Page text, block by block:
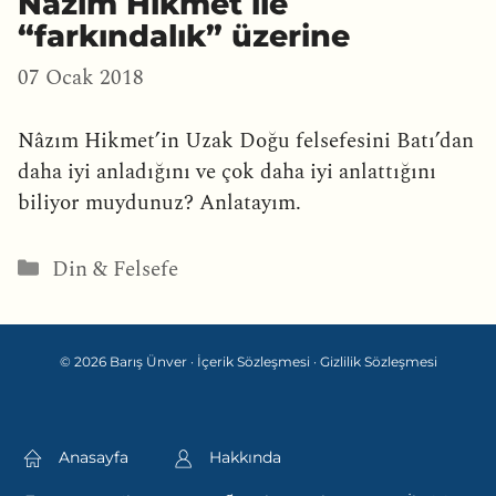
“farkındalık” üzerine
07 Ocak 2018
Nâzım Hikmet’in Uzak Doğu felsefesini Batı’dan
daha iyi anladığını ve çok daha iyi anlattığını
biliyor muydunuz? Anlatayım.
Kategoriler
Din & Felsefe
© 2026 Barış Ünver · İçerik Sözleşmesi · Gizlilik Sözleşmesi
Anasayfa Hakkında